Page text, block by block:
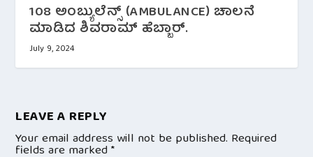
108 ಅಂಬ್ಯುಲೆನ್ಸ್ (AMBULANCE) ಚಾಲನೆ
ಮಾಡಿದ ಶಿವರಾಮ್ ಹೆಬ್ಬಾರ್.
July 9, 2024
LEAVE A REPLY
Your email address will not be published. Required
fields are marked*